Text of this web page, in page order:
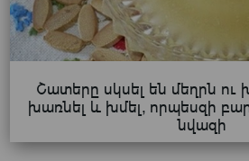
Շատերը սկսել են մեղրն
խառնել և խմել, որպեսզի
նվազի